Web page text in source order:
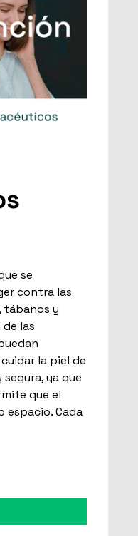
se
contra las
tábanos y
las
la piel de
ya que
que el
espacio. Cada